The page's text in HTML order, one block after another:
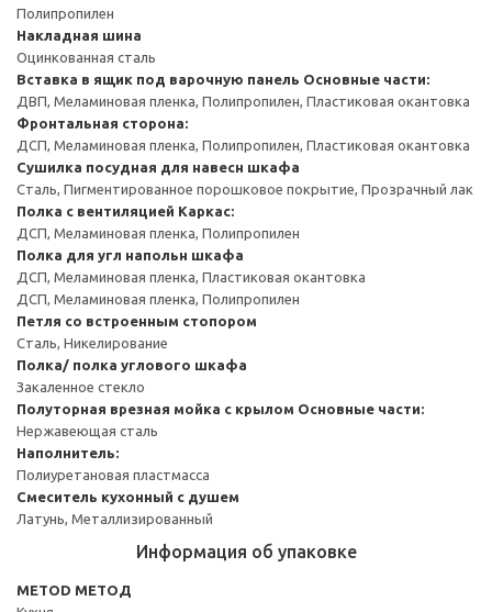
Полипропилен
Накладная шина
Оцинкованная сталь
Вставка в ящик под варочную панель Основные части:
ДВП, Меламиновая пленка, Полипропилен, Пластиковая окантовка
Фронтальная сторона:
ДСП, Меламиновая пленка, Полипропилен, Пластиковая окантовка
Сушилка посудная для навесн шкафа
Сталь, Пигментированное порошковое покрытие, Прозрачный лак
Полка с вентиляцией Каркас:
ДСП, Меламиновая пленка, Полипропилен
Полка для угл напольн шкафа
ДСП, Меламиновая пленка, Пластиковая окантовка
ДСП, Меламиновая пленка, Полипропилен
Петля со встроенным стопором
Сталь, Никелирование
Полка/ полка углового шкафа
Закаленное стекло
Полуторная врезная мойка с крылом Основные части:
Нержавеющая сталь
Наполнитель:
Полиуретановая пластмасса
Смеситель кухонный с душем
Латунь, Металлизированный
Информация об упаковке
METOD МЕТОД